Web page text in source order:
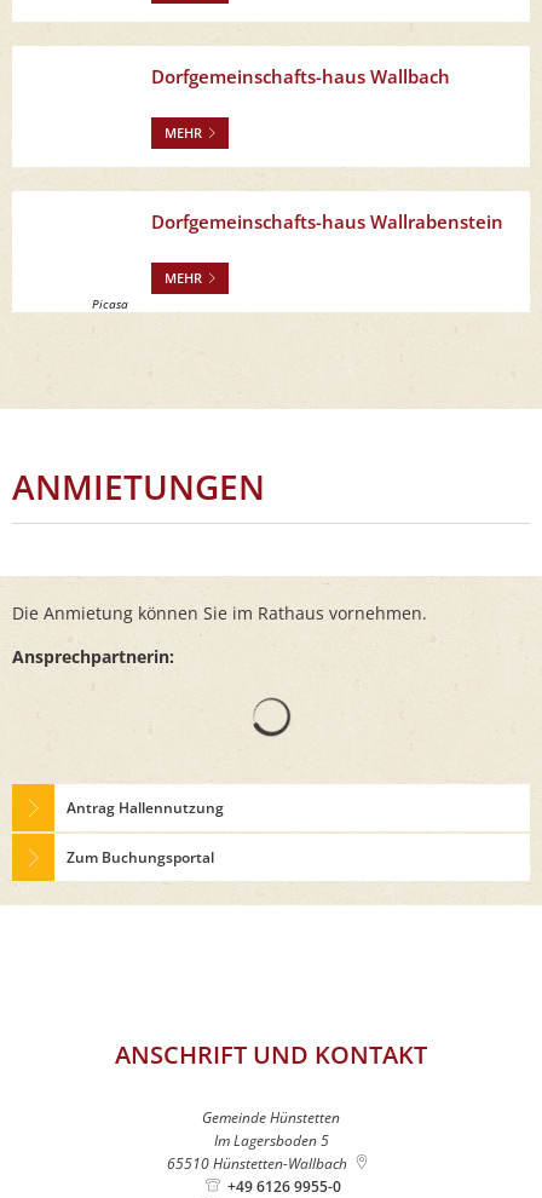
Dorfgemeinschafts-haus Wallbach
MEHR
Picasa
Dorfgemeinschafts-haus Wallrabenstein
MEHR
ANMIETUNGEN
Die Anmietung können Sie im Rathaus vornehmen.
Ansprechpartnerin:
Suchergebnisse werden
Antrag Hallennutzung
Zum Buchungsportal
ANSCHRIFT UND KONTAKT
Gemeinde Hünstetten
Im Lagersboden 5
65510 Hünstetten-Wallbach
+49 6126 9955-0